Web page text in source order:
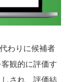
わりに候補者
観的に評価す
され、評価結